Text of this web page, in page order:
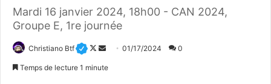
Mardi 16 janvier 2024, 18h00 - CAN 2024,
Groupe E, 1re journée
Christiano Btf
F
01/17/2024 0
Temps de lecture 1 minute